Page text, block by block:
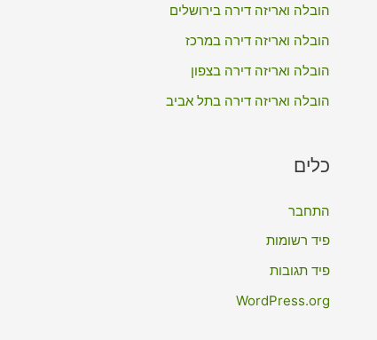
הובלה ואריזה דירה בירושלים
הובלה ואריזה דירה במרכז
הובלה ואריזה דירה בצפון
הובלה ואריזה דירה בתל אביב
כלים
התחבר
פיד רשומות
פיד תגובות
WordPress.org